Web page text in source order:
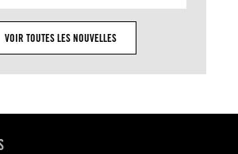
VOIR TOUTES LES NOUVELLES